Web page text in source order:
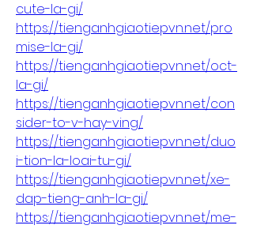
cute-la-gi/
https://tienganhgiaotiepvn.net/pro
mise-la-gi/
https://tienganhgiaotiepvn.net/oct-
la-gi/
https://tienganhgiaotiepvn.net/con
sider-to-v-hay-ving/
https://tienganhgiaotiepvn.net/duo
i-tion-la-loai-tu-gi/
https://tienganhgiaotiepvn.net/xe-
dap-tieng-anh-la-gi/
https://tienganhgiaotiepvn.net/me-